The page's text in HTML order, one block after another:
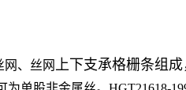
、丝网 上下支承格栅条组成